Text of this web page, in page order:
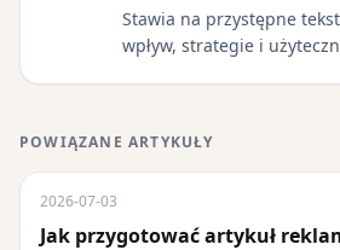
Stawia na przystępne
wpływ, strategie i
POWIĄZANE ARTYKUŁY
2026-07-03
Jak przygotować artykuł